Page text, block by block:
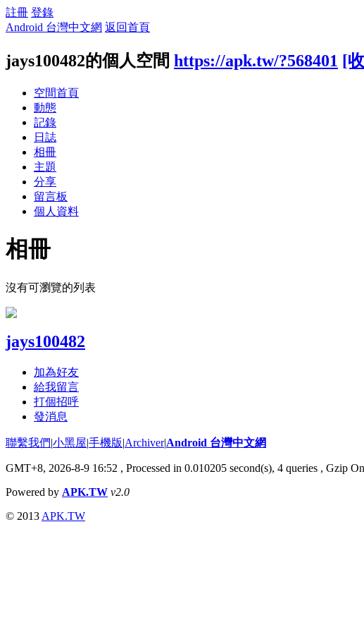
註冊 登錄
Android 台灣中文網 返回首頁
jays100482的個人空間 https://apk.tw/?568401 [
空間首頁
動態
記錄
日誌
相冊
主題
分享
留言板
個人資料
相冊
沒有可瀏覽的列表
jays100482
加為好友
給我留言
打個招呼
發消息
聯繫我們|小黑屋|手機版|Archiver|Android 台灣中文網
GMT+8, 2026-8-9 16:52 , Processed in 0.010205 second(s), 4 queries , Gzip
Powered by APK.TW v2.0
© 2013 APK.TW